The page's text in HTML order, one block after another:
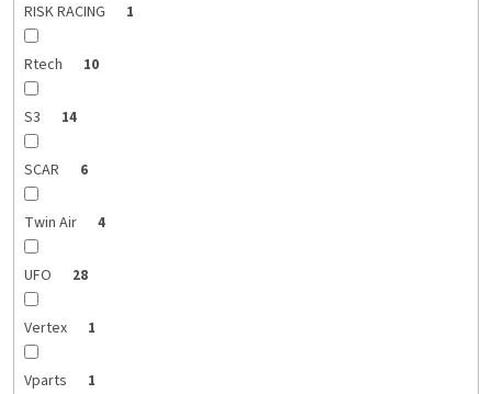
RISK RACING 1
Rtech 10
S3 14
SCAR 6
Twin Air 4
UFO 28
Vertex 1
Vparts 1